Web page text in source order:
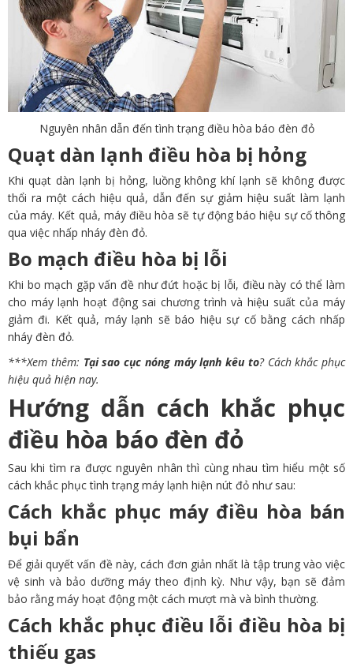
Nguyên nhân dẫn đến tình trạng điều hòa báo đèn đỏ
Quạt dàn lạnh điều hòa bị hỏng
Khi quạt dàn lạnh bị hỏng, luồng không khí lạnh sẽ không được
thổi ra một cách hiệu quả, dẫn đến sự giảm hiệu suất làm lạnh
của máy. Kết quả, máy điều hòa sẽ tự động báo hiệu sự cố thông
qua việc nhấp nháy đèn đỏ.
Bo mạch điều hòa bị lỗi
Khi bo mạch gặp vấn đề như đứt hoặc bị lỗi, điều này có thể làm
cho máy lạnh hoạt động sai chương trình và hiệu suất của máy
giảm đi. Kết quả, máy lạnh sẽ báo hiệu sự cố bằng cách nhấp
nháy đèn đỏ.
***Xem thêm: Tại sao cục nóng máy lạnh kêu to? Cách khắc phục
hiệu quả hiện nay.
Hướng dẫn cách khắc phục
điều hòa báo đèn đỏ
Sau khi tìm ra được nguyên nhân thì cùng nhau tìm hiểu một số
cách khắc phục tình trạng máy lạnh hiện nút đỏ như sau:
Cách khắc phục máy điều hòa bán
bụi bẩn
Để giải quyết vấn đề này, cách đơn giản nhất là tập trung vào việc
vệ sinh và bảo dưỡng máy theo định kỳ. Như vậy, bạn sẽ đảm
bảo rằng máy hoạt động một cách mượt mà và bình thường.
Cách khắc phục điều lỗi điều hòa bị
thiếu gas